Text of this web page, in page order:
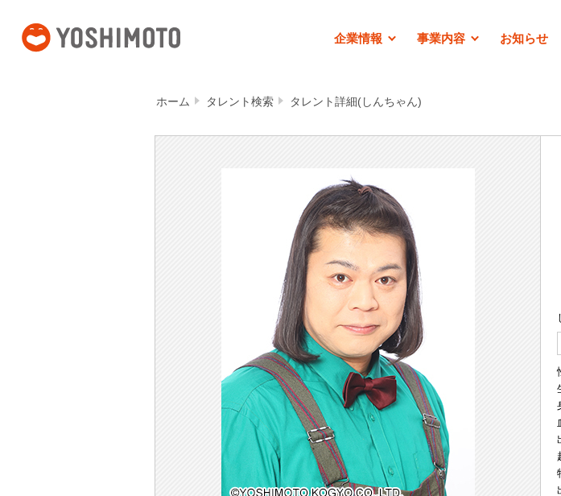
企業情報 事業内容 お知らせ
ホーム タレント検索 タレント詳細(しんちゃん)